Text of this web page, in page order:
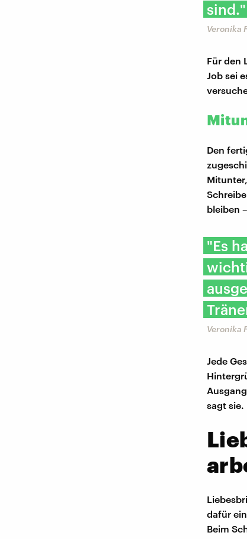
sind."
Veronika
Für den
Job sei
Den
bleiben
"Es
Veronika
Jede
sagt sie.
dafür
Beim